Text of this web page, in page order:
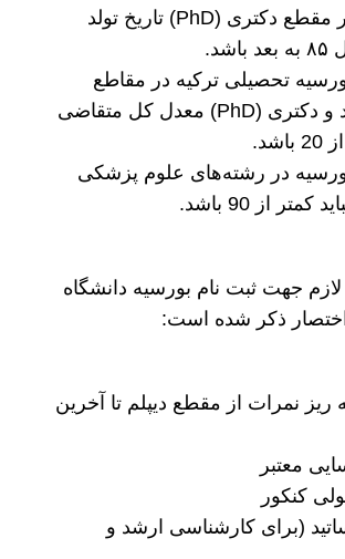
برای تحصیل در مقطع دکتری (PhD) تاریخ تولد
تحصیلی ترکیه در مقاطع
کارشناسی ارشد و دکتری (PhD) معدل کل متقاضی
در رشته‌های علوم پزشکی
از 90 باشد.
جهت ثبت نام بورسیه دانشگاه
ذکر شده است:
نمرات از مقطع دیپلم تا آخرین
معتبر
کنکور
(برای کارشناسی ارشد و